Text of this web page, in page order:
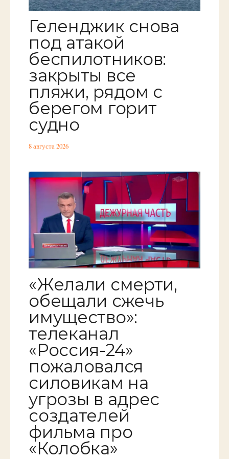
Геленджик снова
под атакой
беспилотников:
закрыты все
пляжи, рядом с
берегом горит
судно
8 августа 2026
«Желали смерти,
обещали сжечь
имущество»:
телеканал
«Россия-24»
пожаловался
силовикам на
угрозы в адрес
создателей
фильма про
«Колобка»